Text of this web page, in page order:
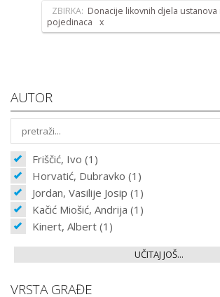
ZBIRKA: Donacije likovnih djela ustanova i
pojedinaca
AUTOR
Friščić, Ivo (1)
Horvatić, Dubravko (1)
Jordan, Vasilije Josip (1)
Kačić Miošić, Andrija (1)
Kinert, Albert (1)
UČITAJ JOŠ...
VRSTA GRAĐE